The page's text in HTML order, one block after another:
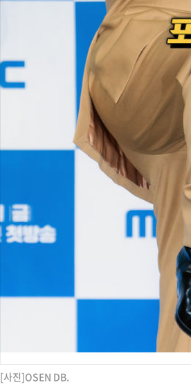
[사진]OSEN DB.